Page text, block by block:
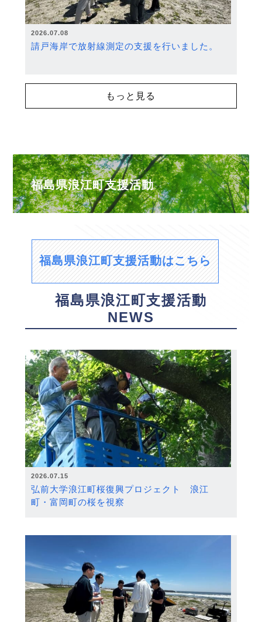
2026.07.08
請戸海岸で放射線測定の支援を行いました。
もっと見る
福島県浪江町支援活動
福島県浪江町支援活動はこちら
福島県浪江町支援活動
NEWS
2026.07.15
弘前大学浪江町桜復興プロジェクト 浪江
町・富岡町の桜を視察